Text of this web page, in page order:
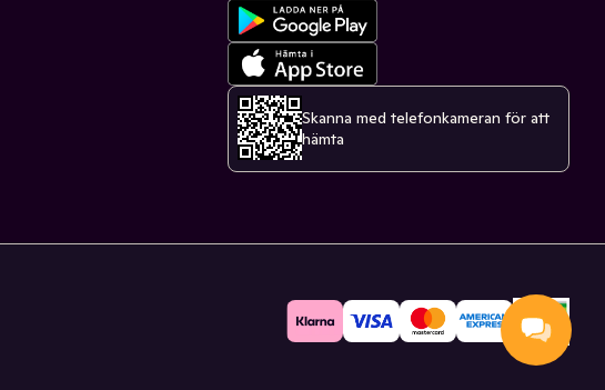
Skanna med telefonkameran för att
hämta